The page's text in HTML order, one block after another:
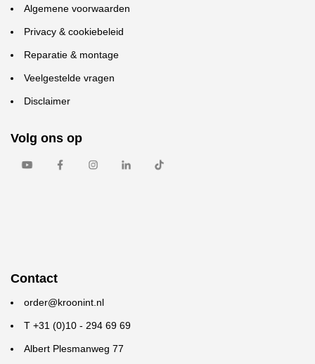
Algemene voorwaarden
Privacy & cookiebeleid
Reparatie & montage
Veelgestelde vragen
Disclaimer
Volg ons op
Contact
order@kroonint.nl
T +31 (0)10 - 294 69 69
Albert Plesmanweg 77